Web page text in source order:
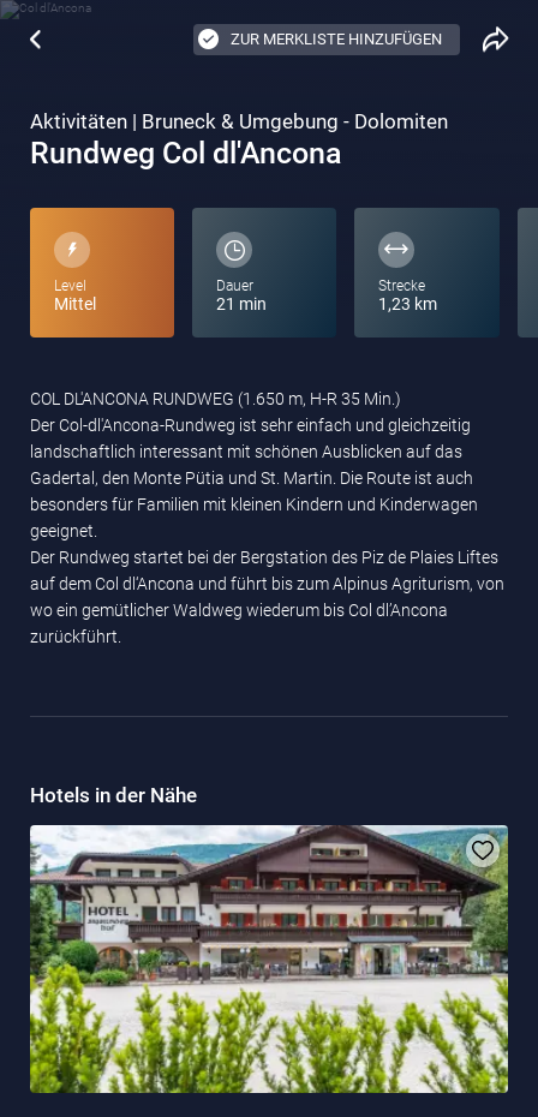
ZUR MERKLISTE HINZUFÜGEN
Aktivitäten | Bruneck & Umgebung - Dolomiten
Rundweg Col dl'Ancona
Level
Mittel
Dauer
21 min
Strecke
1,23 km
COL DL'ANCONA RUNDWEG (1.650 m, H-R 35 Min.)
Der Col-dl'Ancona-Rundweg ist sehr einfach und gleichzeitig
landschaftlich interessant mit schönen Ausblicken auf das
Gadertal, den Monte Pütia und St. Martin. Die Route ist auch
besonders für Familien mit kleinen Kindern und Kinderwagen
geeignet.
Der Rundweg startet bei der Bergstation des Piz de Plaies Liftes
auf dem Col dl‘Ancona und führt bis zum Alpinus Agriturism, von
wo ein gemütlicher Waldweg wiederum bis Col dl’Ancona
zurückführt.
Hotels in der Nähe